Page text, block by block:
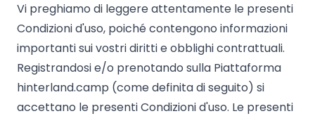
Accedi
Registro
Diventare Host
Vi preghiamo di leggere attentamente le presenti
Condizioni d'uso, poiché contengono informazioni
importanti sui vostri diritti e obblighi contrattuali.
Registrandosi e/o prenotando sulla Piattaforma
hinterland.camp (come definita di seguito) si
accettano le presenti Condizioni d'uso. Le presenti